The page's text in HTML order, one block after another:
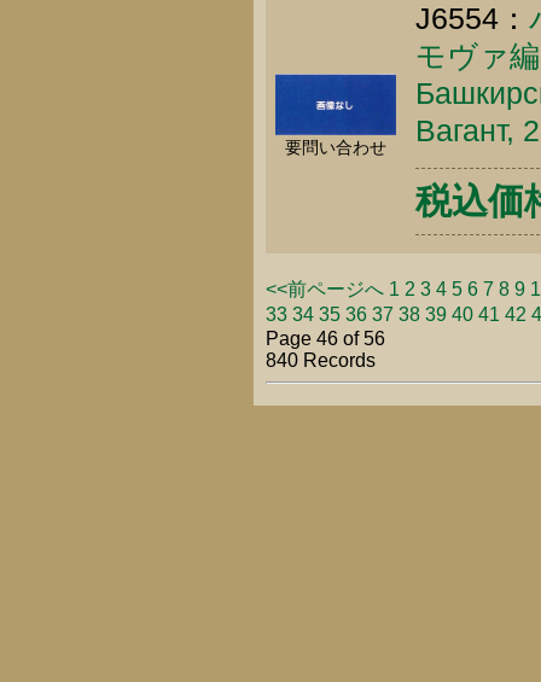
要問い合わせ
J6554：
モヴァ編
Вагант,
税込価
<<前ページへ 1 2 3 4 5 6 7 8 9
33 34 35 36 37 38 39 40 41 42
Page 46 of 56
840 Records